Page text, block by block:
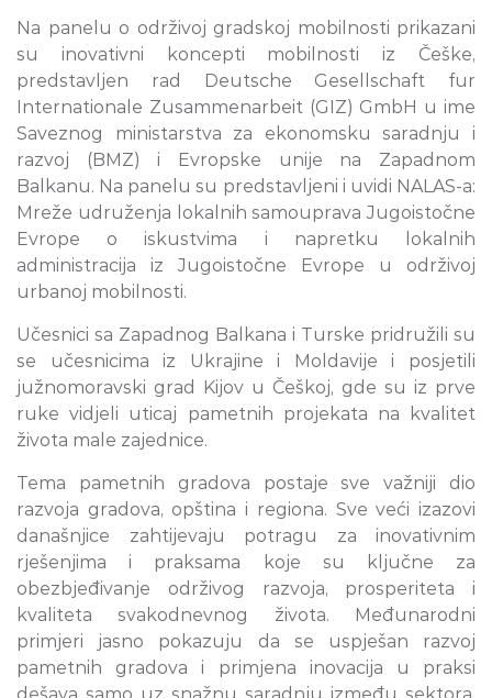
Na panelu o održivoj gradskoj mobilnosti prikazani
su inovativni koncepti mobilnosti iz Češke,
predstavljen rad Deutsche Gesellschaft fur
Internationale Zusammenarbeit (GIZ) GmbH u ime
Saveznog ministarstva za ekonomsku saradnju i
razvoj (BMZ) i Evropske unije na Zapadnom
Balkanu. Na panelu su predstavljeni i uvidi NALAS-a:
Mreže udruženja lokalnih samouprava Jugoistočne
Evrope o iskustvima i napretku lokalnih
administracija iz Jugoistočne Evrope u održivoj
urbanoj mobilnosti.
Učesnici sa Zapadnog Balkana i Turske pridružili su
se učesnicima iz Ukrajine i Moldavije i posjetili
južnomoravski grad Kijov u Češkoj, gde su iz prve
ruke vidjeli uticaj pametnih projekata na kvalitet
života male zajednice.
Tema pametnih gradova postaje sve važniji dio
razvoja gradova, opština i regiona. Sve veći izazovi
današnjice zahtijevaju potragu za inovativnim
rješenjima i praksama koje su ključne za
obezbjeđivanje održivog razvoja, prosperiteta i
kvaliteta svakodnevnog života. Međunarodni
primjeri jasno pokazuju da se uspješan razvoj
pametnih gradova i primjena inovacija u praksi